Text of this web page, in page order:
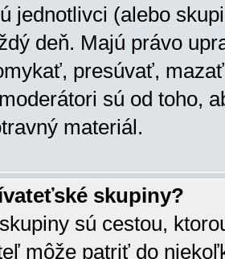
jednotlivci (alebo
deň. Majú právo
presúvať,
sú od toho,
materiál.
skupiny?
sú cestou,
môže patriť do